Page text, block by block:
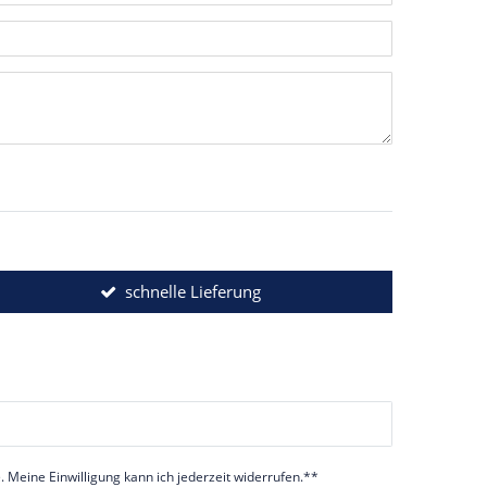
schnelle Lieferung
Meine Einwilligung kann ich jederzeit widerrufen.**